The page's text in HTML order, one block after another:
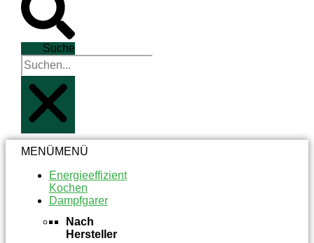
Suche
MENÜMENÜ
Energieeffizient
Kochen
Dampfgarer
Nach
Hersteller